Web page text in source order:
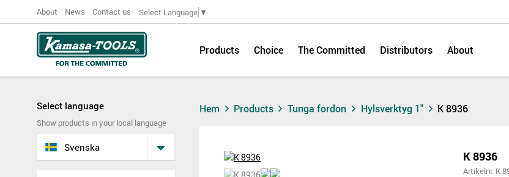
About News Contact us Select Language ▼
Products Choice The Committed Distributors About
Select language
Show products in your local language
Svenska
Hem Products Tunga fordon Hylsverktyg 1" K 8936
K 8936
Artikelnr. K